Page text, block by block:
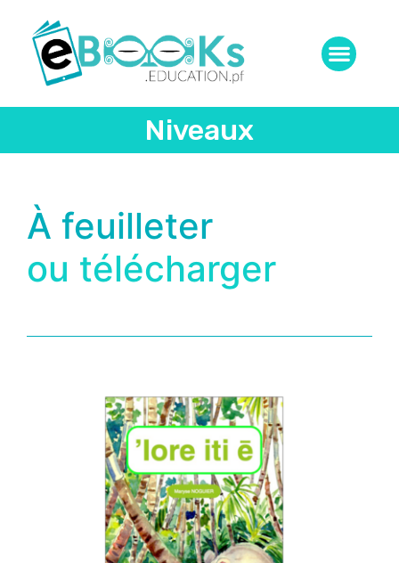
Niveaux
À feuilleter
ou télécharger